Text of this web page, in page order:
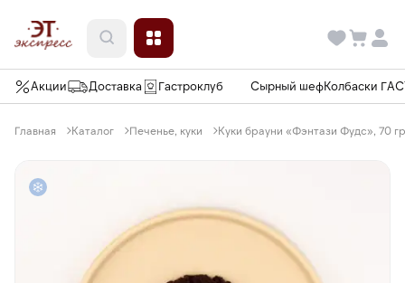
Акции Доставка Гастроклуб Сырный шефКолбаски
Главная Каталог Печенье, куки Куки брауни «Фэнтази Фудс», 70 гр